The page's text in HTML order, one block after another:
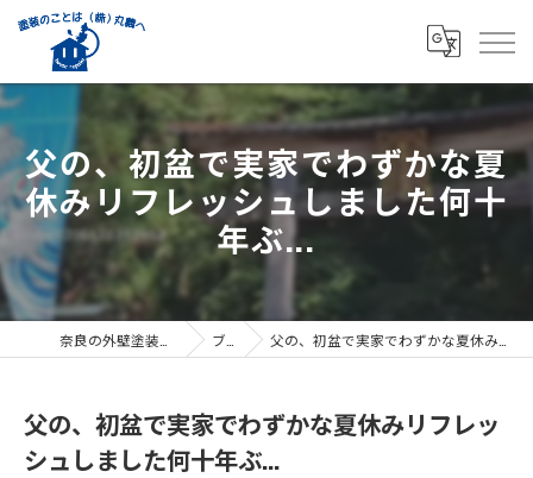
父の、初盆で実家でわずかな夏
休みリフレッシュしました何十
年ぶ...
ブログ 父の、初盆で実家でわずかな夏休みリフレッシュしました何十年ぶ...
父の、初盆で実家でわずかな夏休みリフレッ
シュしました何十年ぶ...